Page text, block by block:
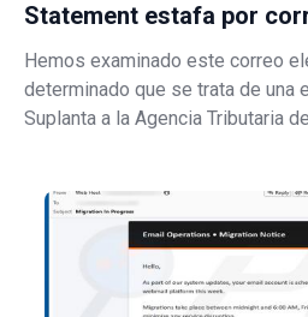
Statement estafa por
Hemos examinado este correo
determinado que se trata de una
Suplanta a la Agencia Tributaria
descargar. El verdadero objetivo